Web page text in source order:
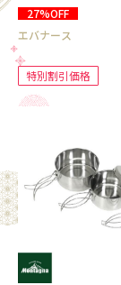
27%OFF
エバナース
特別割引価格